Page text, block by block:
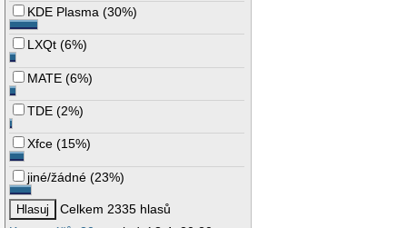
KDE Plasma (30%)
LXQt (6%)
MATE (6%)
TDE (2%)
Xfce (15%)
jiné/žádné (23%)
Celkem 2335 hlasů